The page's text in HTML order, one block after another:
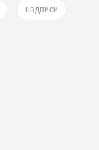
надписи